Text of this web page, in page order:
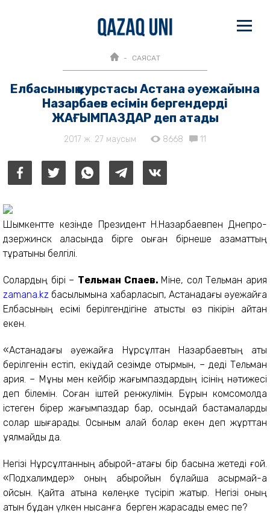
САЯСАТ
Елбасының курстасы Астана әуежайына
Назарбаев есімін бергендерді
ЖАҒЫМПАЗДАР деп атады
2017 ж. 27 маусым 8668 11
Шымкентте ке­зінде Президент Н.Назарбаевпен Днепро­
дзержинск қаласында бірге оқы­ған бірнеше аза­маттың
тұратыны белгілі.
Солардың бірі – Тельман Спа­ев. Міне, сол Тельман қария
zamana.kz басылымына хабарласып, Астанадағы әуежайға
Елбасының есімі берілгендігіне қатысты өз пікірін айтқан
екен.
«Астанадағы әуежайға Нұрсұлтан Назарбаевтың аты
берілгенін естіп, екіұдай сезімде отырмын, – деді Тельман
қария. – Мұны мен кейбір жағымпаздардың ісінің нәтижесі
деп білемін. Соған іштей ренжулімін. Бұрын комсомолда
істеген бірер жағымпаздар бар, осындай бастамаларды
солар шығарады. Осыным қалай болар екен деп жұрттан
ұялмайды да.
Негізі Нұрсұлтанның абырой-атағы бір басына жетеді ғой.
«Подхалимдер» оның абыройын бұлайша асырмай-ақ
қойсын. Қайта атына көлеңке түсіріп жатыр. Негізі оның
атын бұдан үлкен нысанға берген жарасады емес пе?